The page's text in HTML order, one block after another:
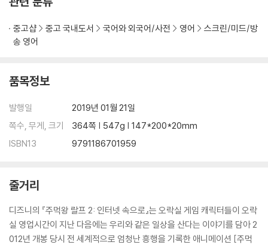
중고샵 중고 국내도서 국어와 외국어/사전 영어
스크린/미드/방
송 영어
품목정보
발행일
2019년 01월 21일
쪽수, 무게, 크기
364쪽 | 547g | 147*200*20mm
ISBN13
9791186701959
줄거리
디즈니의 『주먹왕 랄프 2: 인터넷 속으로』는 오락실 게임 캐릭터들이 오락
실 영업시간이 지난 다음에는 우리와 같은 일상을 산다는 이야기를 담아 2
012년 개봉 당시 전 세계적으로 엄청난 흥행을 기록한 애니메이션 [주먹